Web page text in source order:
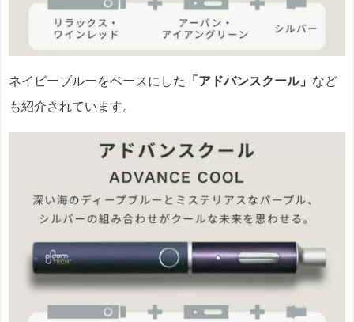
ネイビーブルーをベースにした 「アドバンスクール」 など
も紹介されています。